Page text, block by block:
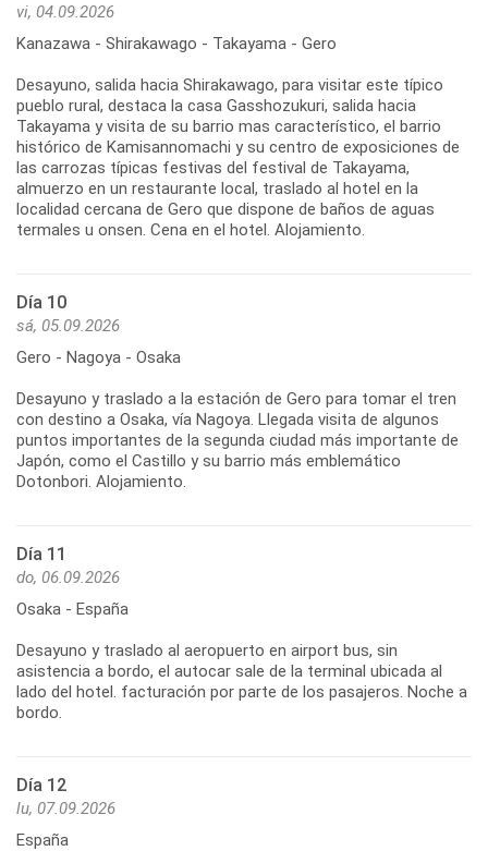
vi, 04.09.2026
Kanazawa - Shirakawago - Takayama - Gero
Desayuno, salida hacia Shirakawago, para visitar este típico
pueblo rural, destaca la casa Gasshozukuri, salida hacia
Takayama y visita de su barrio mas característico, el barrio
histórico de Kamisannomachi y su centro de exposiciones de
las carrozas típicas festivas del festival de Takayama,
almuerzo en un restaurante local, traslado al hotel en la
localidad cercana de Gero que dispone de baños de aguas
termales u onsen. Cena en el hotel. Alojamiento.
Día 10
sá, 05.09.2026
Gero - Nagoya - Osaka
Desayuno y traslado a la estación de Gero para tomar el tren
con destino a Osaka, vía Nagoya. Llegada visita de algunos
puntos importantes de la segunda ciudad más importante de
Japón, como el Castillo y su barrio más emblemático
Dotonbori. Alojamiento.
Día 11
do, 06.09.2026
Osaka - España
Desayuno y traslado al aeropuerto en airport bus, sin
asistencia a bordo, el autocar sale de la terminal ubicada al
lado del hotel. facturación por parte de los pasajeros. Noche a
bordo.
Día 12
lu, 07.09.2026
España